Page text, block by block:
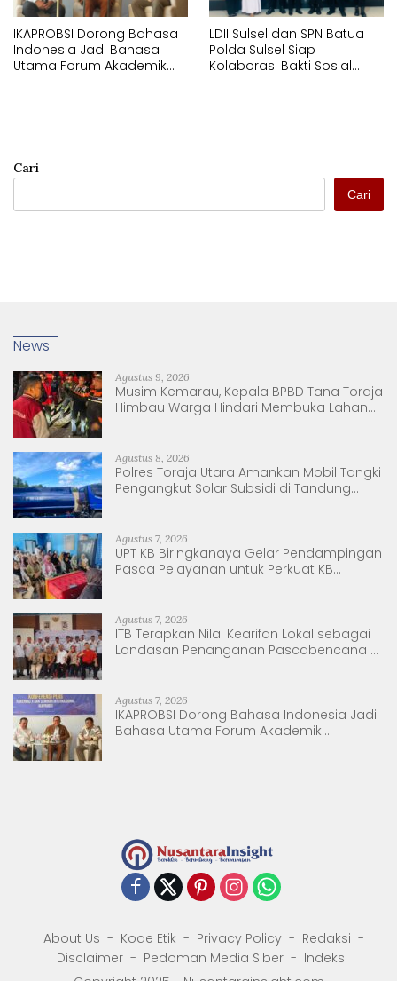
IKAPROBSI Dorong Bahasa
Indonesia Jadi Bahasa
Utama Forum Akademik
LDII Sulsel dan SPN Batua
Polda Sulsel Siap
Kolaborasi Bakti Sosial
Cari
Cari
News
Agustus 9, 2026
Musim Kemarau, Kepala BPBD Tana Toraja
Himbau Warga Hindari Membuka Lahan
Agustus 8, 2026
Polres Toraja Utara Amankan Mobil Tangki
Pengangkut Solar Subsidi di Tandung
Agustus 7, 2026
UPT KB Biringkanaya Gelar Pendampingan
Pasca Pelayanan untuk Perkuat KB
Agustus 7, 2026
ITB Terapkan Nilai Kearifan Lokal sebagai
Landasan Penanganan Pascabencana di
Agustus 7, 2026
IKAPROBSI Dorong Bahasa Indonesia Jadi
Bahasa Utama Forum Akademik
About Us Kode Etik Privacy Policy
Redaksi
Disclaimer
Pedoman Media Siber
Indeks